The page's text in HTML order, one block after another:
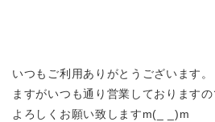
いつもご利用ありがとうございます
ますがいつも通り営業しております
よろしくお願い致しますm(_ _)m